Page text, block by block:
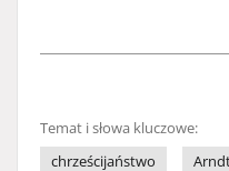
Temat i słowa kluczowe:
chrześcijaństwo